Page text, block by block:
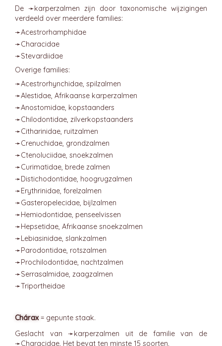
De ➛karperzalmen zijn door taxonomische wijzigingen
verdeeld over meerdere families:
➛Acestrorhamphidae
➛Characidae
➛Stevardiidae
Overige families:
➛Acestrorhynchidae, spilzalmen
➛Alestidae, Afrikaanse karperzalmen
➛Anostomidae, kopstaanders
➛Chilodontidae, zilverkopstaanders
➛Citharinidae, ruitzalmen
➛Crenuchidae, grondzalmen
➛Ctenoluciidae, snoekzalmen
➛Curimatidae, brede zalmen
➛Distichodontidae, hoogrugzalmen
➛Erythrinidae, forelzalmen
➛Gasteropelecidae, bijlzalmen
➛Hemiodontidae, penseelvissen
➛Hepsetidae, Afrikaanse snoekzalmen
➛Lebiasinidae, slankzalmen
➛Parodontidae, rotszalmen
➛Prochilodontidae, nachtzalmen
➛Serrasalmidae, zaagzalmen
➛Triportheidae
Chárax= gepunte staak.
Geslacht van ➛karperzalmen uit de familie van de
➛Characidae. Het bevat ten minste 15 soorten.